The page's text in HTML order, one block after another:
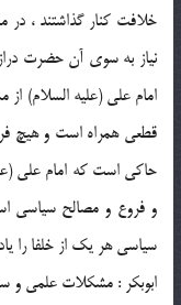
خلافت كنار گذاشتند ،
نياز به سوي آن حضرت
امام علي (علیه السلام)
قطعي همراه است و هيچ
حاكي است كه امام علي
سياسي هر يك از خلفا را
ابوبكر : مشكلات علمي و